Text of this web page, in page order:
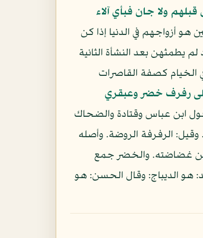
ولا جان فبأي آلاء
أزواجهم في الدنيا إذا كن
يطمثهن بعد النشأة الثانية
الخيام كصفة القاصرات
رفرف خضر وعبقري
ابن عباس وقتادة والضحاك
الرفرفة الروضة. وأصله
من غضاضته. والخضر جمع
هو الديباج: وقال الحسن: هو